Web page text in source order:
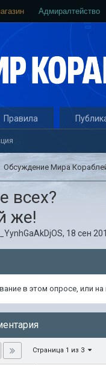
Адмиралтейство
Правила
Обсуждение Мира
всех?
же!
, 18 сен
в этом опросе, или
Страница 1 из 3